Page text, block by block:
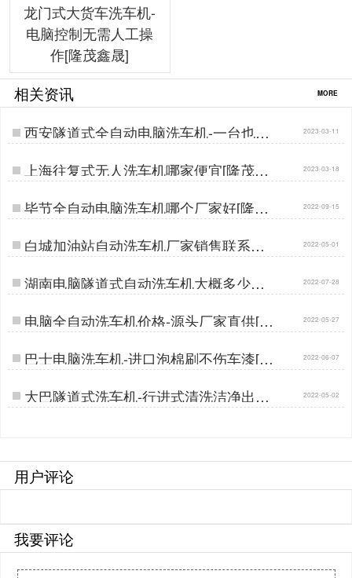
龙门式大货车洗车机-
电脑控制无需人工操
作[隆茂鑫晟]
相关资讯 MORE
西安隧道式全自动电脑洗车机-一台也是
批发价[隆茂鑫晟]…
2023-03-11
上海往复式无人洗车机哪家便宜[隆茂鑫
晟]…
2023-03-18
毕节全自动电脑洗车机哪个厂家好[隆茂
鑫晟]…
2022-09-15
白城加油站自动洗车机厂家销售联系方
式[隆茂鑫晟]…
2022-05-01
湖南电脑隧道式自动洗车机大概多少钱
[隆茂鑫晟]…
2022-07-28
电脑全自动洗车机价格-源头厂家直供[隆
茂鑫晟]…
2022-05-27
巴士电脑洗车机-进口泡棉刷不伤车漆[隆
茂鑫晟]…
2022-06-07
大巴隧道式洗车机-行进式清洗洁净出行
[隆茂鑫晟]…
2022-05-02
用户评论
我要评论